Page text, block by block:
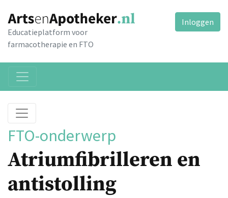
Educatieplatform voor
farmacotherapie en FTO
Inloggen
FTO-onderwerp
Atriumfibrilleren en
antistolling